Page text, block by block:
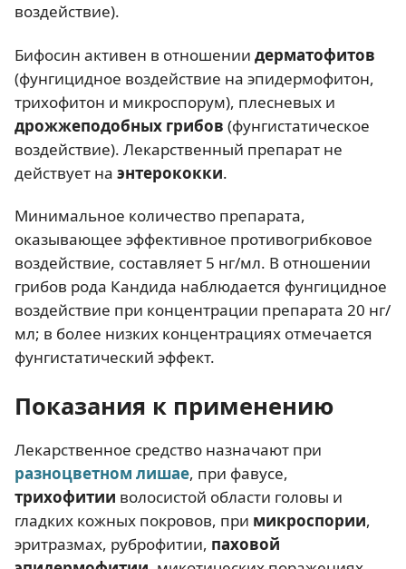
воздействие).
Бифосин активен в отношении дерматофитов
(фунгицидное воздействие на эпидермофитон,
трихофитон и микроспорум), плесневых и
дрожжеподобных грибов (фунгистатическое
воздействие). Лекарственный препарат не
действует на энтерококки.
Минимальное количество препарата,
оказывающее эффективное противогрибковое
воздействие, составляет 5 нг/мл. В отношении
грибов рода Кандида наблюдается фунгицидное
воздействие при концентрации препарата 20 нг/
мл; в более низких концентрациях отмечается
фунгистатический эффект.
Показания к применению
Лекарственное средство назначают при
разноцветном лишае, при фавусе,
трихофитии волосистой области головы и
гладких кожных покровов, при микроспории,
эритразмах, руброфитии, паховой